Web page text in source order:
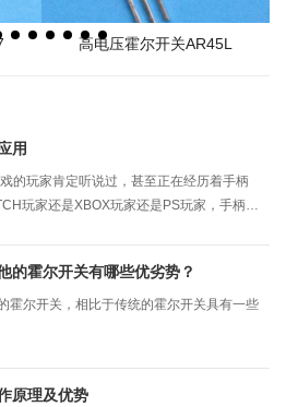
高电压霍尔开关AR45L
用
玩家还是XBOX玩家还是PS玩家，手柄摇
戏体验极差。传统的摇杆由两个电位器和
的角度变化转化成电信号，灰尘、磨损会让
万向轴变得松弛，这些都会导致摇杆漂
霍尔元件将其转化为电信号。 Hallwee
杆时，无需与线性霍尔传感器接触，避免
的霍尔开关有哪些优劣势？
霍尔开关，相比于传统的霍尔开关具有一些
原理及优势